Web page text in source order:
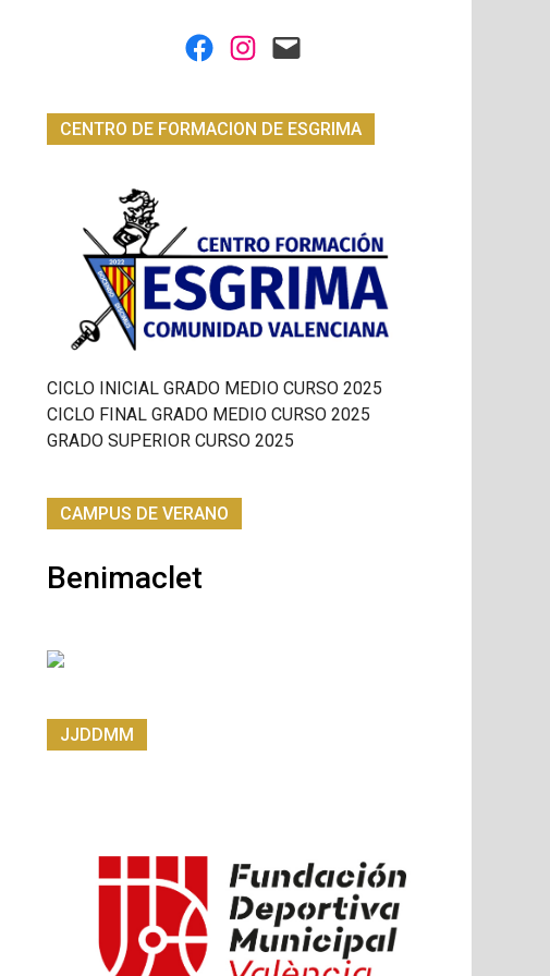
Facebook
Instagram
Mail
CENTRO DE FORMACION DE ESGRIMA
CICLO INICIAL GRADO MEDIO CURSO 2025
CICLO FINAL GRADO MEDIO CURSO 2025
GRADO SUPERIOR CURSO 2025
CAMPUS DE VERANO
Benimaclet
JJDDMM